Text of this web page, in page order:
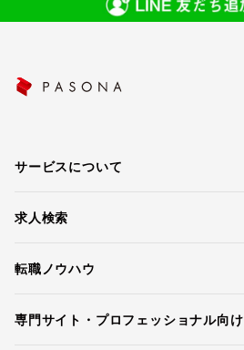
サービスについて
求人検索
転職ノウハウ
専門サイト・プロフェッショナル向け